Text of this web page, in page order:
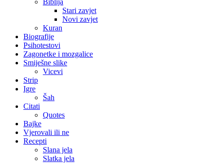
Biblija
Stari zavjet
Novi zavjet
Kuran
Biografije
Psihotestovi
Zagonetke i mozgalice
Smiješne slike
Vicevi
Strip
Igre
Šah
Citati
Quotes
Bajke
Vjerovali ili ne
Recepti
Slana jela
Slatka jela